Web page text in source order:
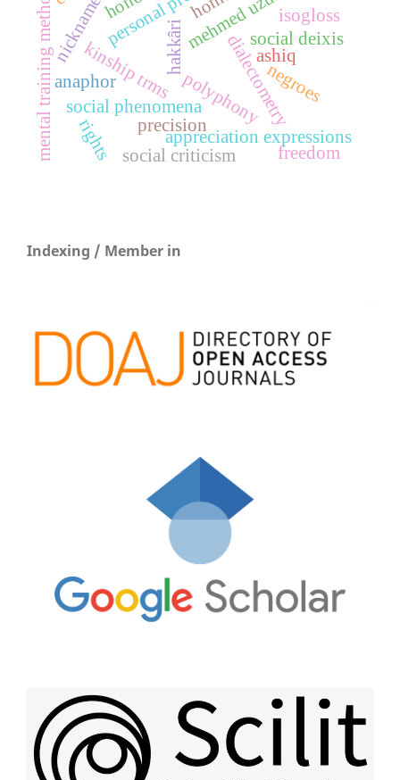
hakkâri dialectometry
mehmed uzun
polyphony
kinship trms
nicknames
appreciation expressions
social deixis
social phenomena
ashiq
social criticism
mental training method precision
isogloss
negroes
freedom
rights
anaphor
Indexing / Member in